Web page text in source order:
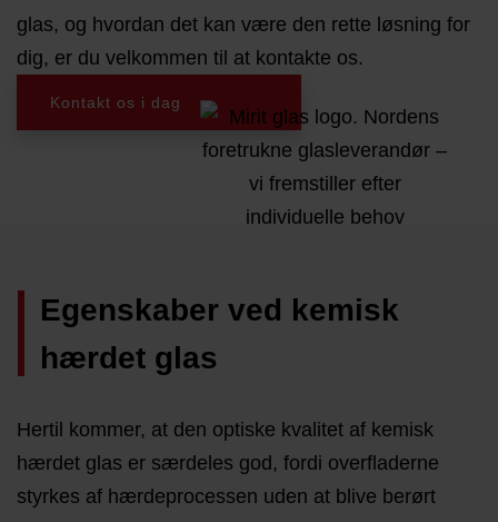
glas, og hvordan det kan være den rette løsning for
dig, er du velkommen til at kontakte os.
Kontakt os i dag
Egenskaber ved kemisk
hærdet glas
Hertil kommer, at den optiske kvalitet af kemisk
hærdet glas er særdeles god, fordi overfladerne
styrkes af hærdeprocessen uden at blive berørt